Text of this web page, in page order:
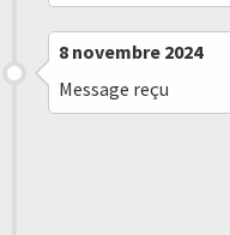
8 novembre 2024
Message reçu